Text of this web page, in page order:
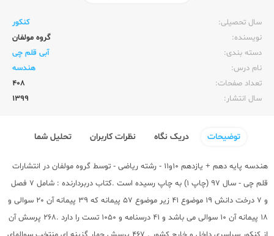
سال تحصیلی:‌
کنکور
نویسنده:‌
گروه مولفان
دسته بندی:
آبی قلم چی
نام درس:
هندسه
تعداد صفحات:‌
408
سال انتشار:‌
1399
توضیحات دریک نگاه نظرات کاربران تحلیل شما
هندسه پایه دهم + یازدهم 10و11 - رشته ریاضی - توسط گروه مولفان در
انتشارات
قلم چی
- سال 97 (چاپ 1) به چاپ رسیده است .کتاب دربردارنده : شامل 7 فصل
و 7 درخت دانش 19 موضوع 41 زیر موضوع 57 پیمانه که 39 پیمانه آن 20 سوالی و
18 پیمانه آن 10 سوالی می باشد و 41 درسنامه و 1050 تست را دارد .268 پرسش آن